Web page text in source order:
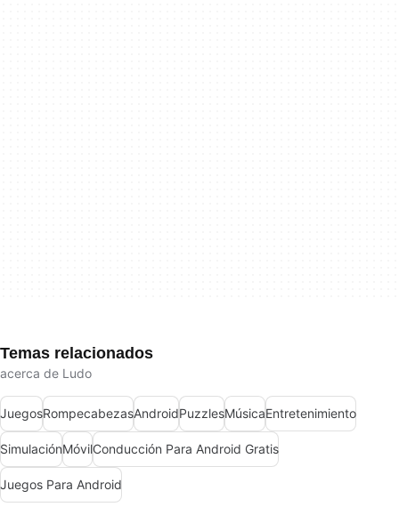
Temas relacionados
acerca de Ludo
JuegosRompecabezasAndroidPuzzlesMúsicaEntretenimiento
SimulaciónMóvilConducción Para Android Gratis
Juegos Para Android